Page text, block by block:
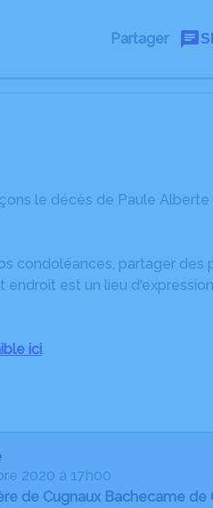
Partager
le décès de Paule
condoléances, partager
est un lieu
ici.
2020 à 17h00
de Cugnaux Bachecame de